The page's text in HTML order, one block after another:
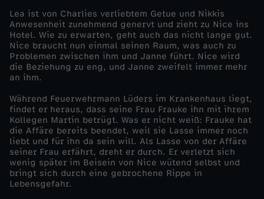
e
H
e
r
z
e
n
Lea ist von Charlies verliebtem Getue und Nikkis
Anwesenheit zunehmend genervt und zieht zu Nice ins
Hotel. Wie zu erwarten, geht auch das nicht lange gut.
Nice braucht nun einmal seinen Raum, was auch zu
Problemen zwischen ihm und Janne führt. Nice wird
die Beziehung zu eng, und Janne zweifelt immer mehr
an ihm.
Während Feuerwehrmann Lüders im Krankenhaus liegt,
findet er heraus, dass seine Frau Frauke ihn mit ihrem
Kollegen Martin betrügt. Was er nicht weiß: Frauke hat
die Affäre bereits beendet, weil sie Lasse immer noch
liebt und für ihn da sein will. Als Lasse von der Affäre
seiner Frau erfährt, dreht er durch. Er verletzt sich
wenig später im Beisein von Nice wütend selbst und
bringt sich durch eine gebrochene Rippe in
Lebensgefahr.